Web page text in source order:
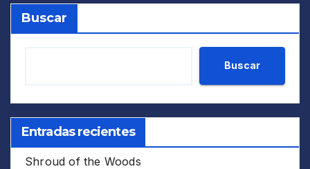
Buscar
Buscar
Entradas recientes
Shroud of the Woods